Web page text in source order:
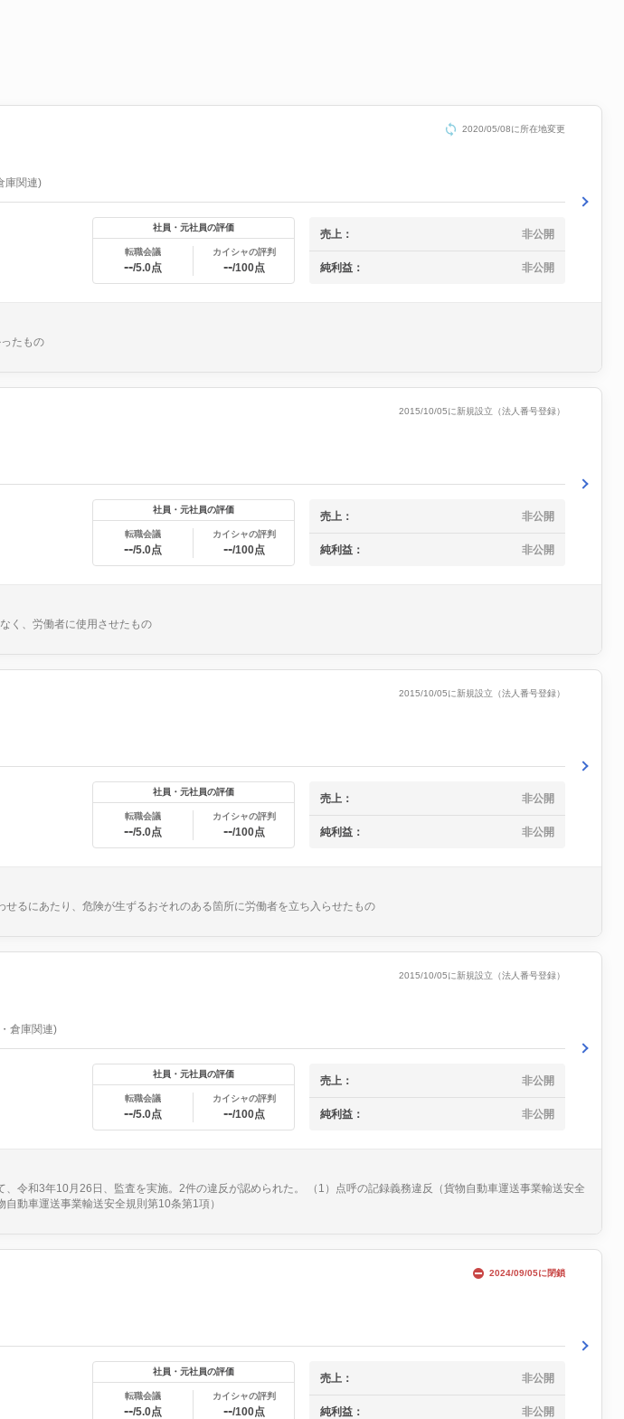
2020/05/08に所在地変更
庫関連)
社員・元社員の評価
転職会議
--/5.0点
カイシャの評判
--/100点
売上： 非公開
純利益： 非公開
たもの
2015/10/05に新規設立（法人番号登録）
社員・元社員の評価
転職会議
--/5.0点
カイシャの評判
--/100点
売上： 非公開
純利益： 非公開
く、労働者に使用させたもの
2015/10/05に新規設立（法人番号登録）
社員・元社員の評価
転職会議
--/5.0点
カイシャの評判
--/100点
売上： 非公開
純利益： 非公開
るにあたり、危険が生ずるおそれのある箇所に労働者を立ち入らせたもの
2015/10/05に新規設立（法人番号登録）
倉庫関連)
社員・元社員の評価
転職会議
--/5.0点
カイシャの評判
--/100点
売上： 非公開
純利益： 非公開
令和3年10月26日、監査を実施。2件の違反が認められた。 （1）点呼の記録義務違反（貨物自動車運送事業輸送安全
動車運送事業輸送安全規則第10条第1項）
2024/09/05に閉鎖
社員・元社員の評価
転職会議
--/5.0点
カイシャの評判
--/100点
売上： 非公開
純利益： 非公開